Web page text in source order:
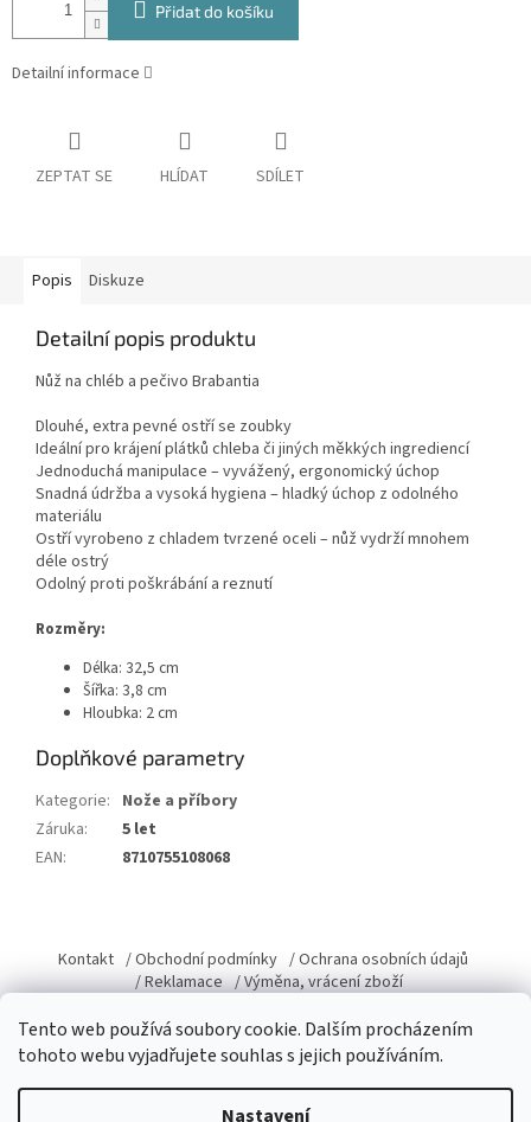
Tento web používá soubory cookie. Dalším procházením
tohoto webu vyjadřujete souhlas s jejich používáním.
Nastavení
Přidat do košíku
Detailní informace
ZEPTAT SE HLÍDAT SDÍLET
Popis Diskuze
Detailní popis produktu
Nůž na chléb a pečivo Brabantia
Dlouhé, extra pevné ostří se zoubky
Ideální pro krájení plátků chleba či jiných měkkých ingrediencí
Jednoduchá manipulace – vyvážený, ergonomický úchop
Snadná údržba a vysoká hygiena – hladký úchop z odolného
materiálu
Ostří vyrobeno z chladem tvrzené oceli – nůž vydrží mnohem
déle ostrý
Odolný proti poškrábání a reznutí
Rozměry:
Délka: 32,5 cm
Šířka: 3,8 cm
Hloubka: 2 cm
Doplňkové parametry
Kategorie: Nože a příbory
Záruka:
5 let
EAN: 8710755108068
p
a
Kontakt / Obchodní podmínky / Ochrana osobních údajů
/ Reklamace / Výměna, vrácení zboží